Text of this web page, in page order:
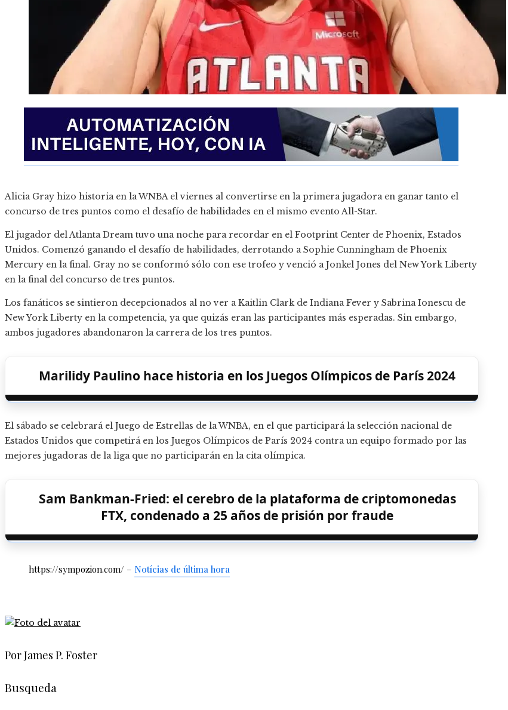
Alicia Gray hizo historia en la WNBA el viernes al convertirse en la primera jugadora en ganar tanto el
concurso de tres puntos como el desafío de habilidades en el mismo evento All-Star.
El jugador del Atlanta Dream tuvo una noche para recordar en el Footprint Center de Phoenix, Estados
Unidos. Comenzó ganando el desafío de habilidades, derrotando a Sophie Cunningham de Phoenix
Mercury en la final. Gray no se conformó sólo con ese trofeo y venció a Jonkel Jones del New York Liberty
en la final del concurso de tres puntos.
Los fanáticos se sintieron decepcionados al no ver a Kaitlin Clark de Indiana Fever y Sabrina Ionescu de
New York Liberty en la competencia, ya que quizás eran las participantes más esperadas. Sin embargo,
ambos jugadores abandonaron la carrera de los tres puntos.
Marilidy Paulino hace historia en los Juegos Olímpicos de París 2024
El sábado se celebrará el Juego de Estrellas de la WNBA, en el que participará la selección nacional de
Estados Unidos que competirá en los Juegos Olímpicos de París 2024 contra un equipo formado por las
mejores jugadoras de la liga que no participarán en la cita olímpica.
Sam Bankman-Fried: el cerebro de la plataforma de criptomonedas
FTX, condenado a 25 años de prisión por fraude
https://sympozion.com/ – Notícias de última hora
Por James P. Foster
Busqueda